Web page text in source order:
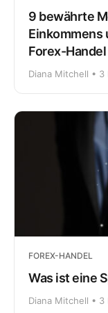
9 bewährte
Einkommens
Forex-Handel
Diana Mitchell • 3
FOREX-HANDEL
Was ist eine
Diana Mitchell • 3